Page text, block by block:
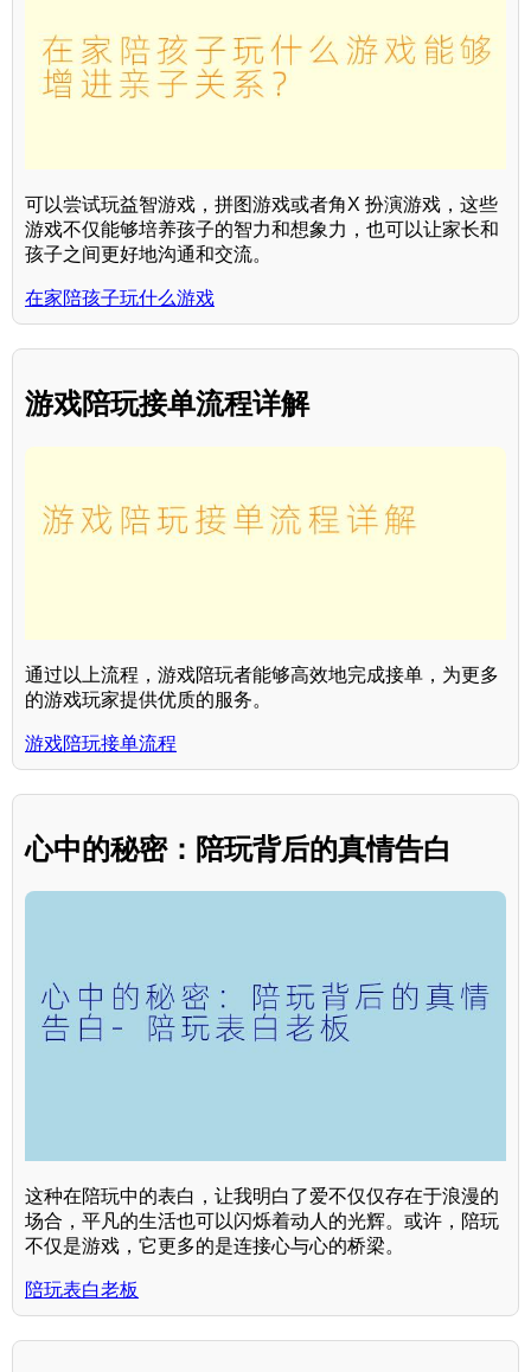
可以尝试玩益智游戏，拼图游戏或者角X 扮演游戏，这些
游戏不仅能够培养孩子的智力和想象力，也可以让家长和
孩子之间更好地沟通和交流。
在家陪孩子玩什么游戏
游戏陪玩接单流程详解
通过以上流程，游戏陪玩者能够高效地完成接单，为更多
的游戏玩家提供优质的服务。
游戏陪玩接单流程
心中的秘密：陪玩背后的真情告白
这种在陪玩中的表白，让我明白了爱不仅仅存在于浪漫的
场合，平凡的生活也可以闪烁着动人的光辉。或许，陪玩
不仅是游戏，它更多的是连接心与心的桥梁。
陪玩表白老板